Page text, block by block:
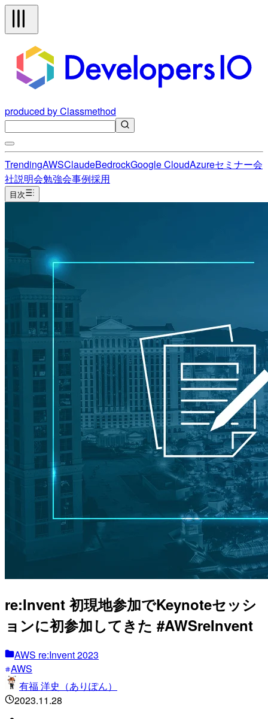
produced by Classmethod
TrendingAWSClaudeBedrockGoogle CloudAzureセミナー会
社説明会勉強会事例採用
目次
re:Invent 初現地参加でKeynoteセッシ
ョンに初参加してきた #AWSreInvent
AWS re:Invent 2023
AWS
有福 洋史（ありぽん）
2023.11.28